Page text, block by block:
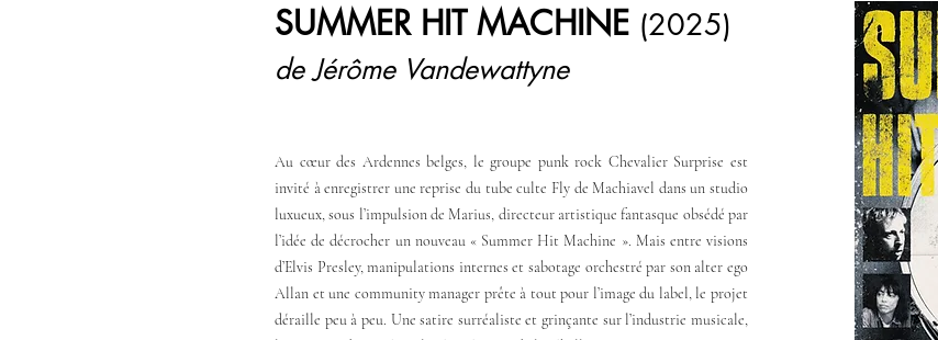
SUMMER HIT MACHINE (2025)
de Jérôme Vandewattyne
Au cœur des Ardennes belges, le groupe punk rock Chevalier Surprise est
invité à enregistrer une reprise du tube culte Fly de Machiavel dans un studio
luxueux, sous l’impulsion de Marius, directeur artistique fantasque obsédé par
l’idée de décrocher un nouveau « Summer Hit Machine ». Mais entre visions
d’Elvis Presley, manipulations internes et sabotage orchestré par son alter ego
Allan et une community manager prête à tout pour l’image du label, le projet
déraille peu à peu. Une satire surréaliste et grinçante sur l’industrie musicale,